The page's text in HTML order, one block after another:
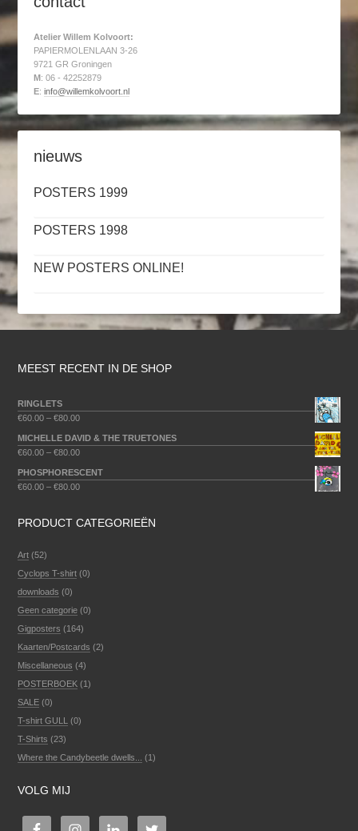
Atelier Willem Kolvoort:
PAPIERMOLENLAAN 3-26
9721 GR Groningen
M : 06 - 42252879
E:info@willemkolvoort.nl
nieuws
POSTERS 1999
POSTERS 1998
NEW POSTERS ONLINE!
MEEST RECENT IN DE SHOP
RINGLETS
€60.00 –€80.00
MICHELLE DAVID & THE TRUETONES
€60.00 –€80.00
PHOSPHORESCENT
€60.00 –€80.00
PRODUCT CATEGORIEËN
Art (52)
Cyclops T-shirt (0)
downloads (0)
Geen categorie (0)
Gigposters (164)
Kaarten/Postcards (2)
Miscellaneous (4)
POSTERBOEK (1)
SALE (0)
T-shirt GULL
(0)
T-Shirts (23)
Where the Candybeetle dwells...
(1)
VOLG MIJ